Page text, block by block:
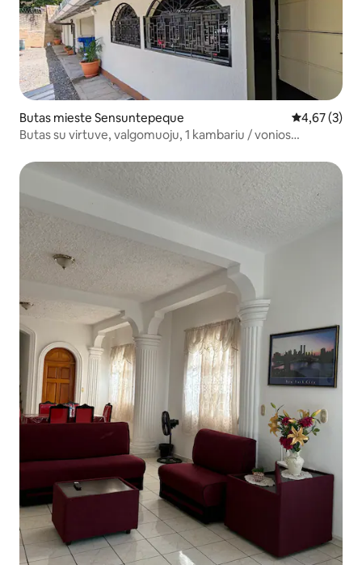
Butas mieste Sensuntepeque Vidutinis
4,67 (3)
Butas su virtuve, valgomuoju, 1 kambariu / vonios